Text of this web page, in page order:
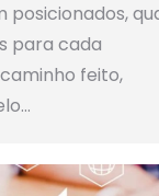
para cada
feito,